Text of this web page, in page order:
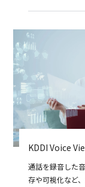
KDDI Voice
通話を録音した
存や可視化など